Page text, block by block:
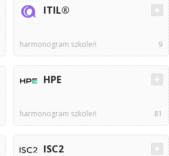
ITIL®
harmonogram szkoleń 9
HPE
harmonogram szkoleń 81
ISC2